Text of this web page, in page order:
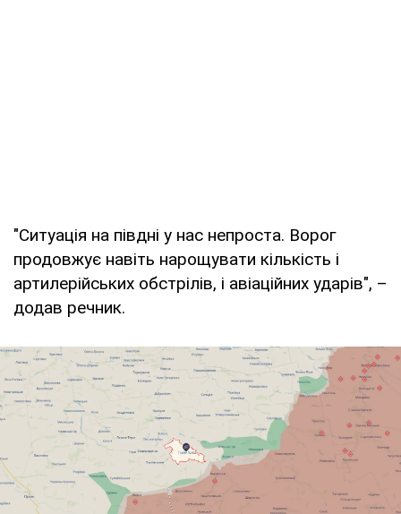
"Ситуація на півдні у нас непроста. Ворог
продовжує навіть нарощувати кількість і
артилерійських обстрілів, і авіаційних ударів", –
додав речник.